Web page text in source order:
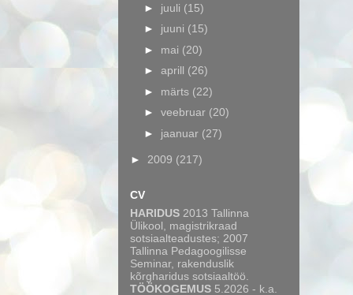
► juuli (15)
► juuni (15)
► mai (20)
► aprill (26)
► märts (22)
► veebruar (20)
► jaanuar (27)
► 2009 (217)
CV
HARIDUS 2013 Tallinna
Ülikool, magistrikraad
sotsiaalteadustes; 2007
Tallinna Pedagoogilisse
Seminar, rakenduslik
kõrgharidus sotsiaaltöö.
TÖÖKOGEMUS 5.2026 - k.a.